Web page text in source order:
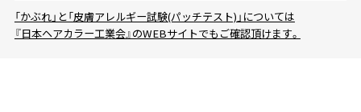
スペシャルコンテンツ
「かぶれ」と「皮膚アレルギー試験(パッチテスト)」については
『日本ヘアカラー工業会』のWEBサイトでもご確認頂けます。